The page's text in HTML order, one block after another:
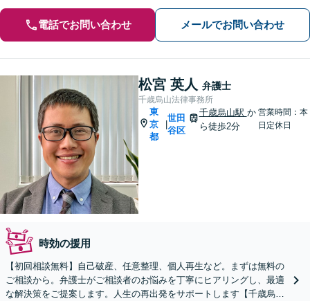
電話でお問い合わせ メールでお問い合わせ
松宮 英人 弁護士
千歳烏山法律事務所
東
京
都
世田
谷区
千歳烏山駅 か
ら徒歩2分
営業時間：本
日定休日
時効の援用
【初回相談無料】自己破産、任意整理、個人再生など。まずは無料の
ご相談から。弁護士がご相談者のお悩みを丁寧にヒアリングし、最適
な解決策をご提案します。人生の再出発をサポートします【千歳烏山